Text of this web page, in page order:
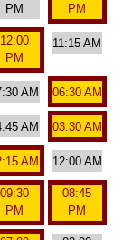
PM
PM
12:00
PM
11:15 AM
AM 06:30 AM
AM 03:30 AM
AM 12:00 AM
09:30
PM
08:45
PM